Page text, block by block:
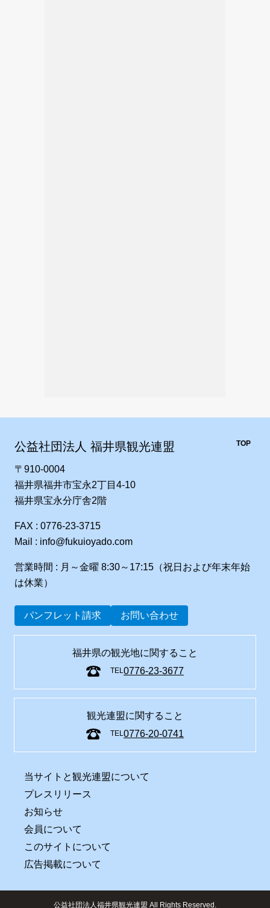
公益社団法人 福井県観光連盟
〒910-0004
福井県福井市宝永2丁目4-10
福井県宝永分庁舎2階
FAX : 0776-23-3715
Mail : info@fukuioyado.com
営業時間 : 月～金曜 8:30～17:15（祝日および年末年始
は休業）
パンフレット請求 お問い合わせ
福井県の観光地に関すること
TEL0776-23-3677
観光連盟に関すること
TEL0776-20-0741
当サイトと観光連盟について
プレスリリース
お知らせ
会員について
このサイトについて
広告掲載について
TOP
公益社団法人福井県観光連盟 All Rights Reserved.